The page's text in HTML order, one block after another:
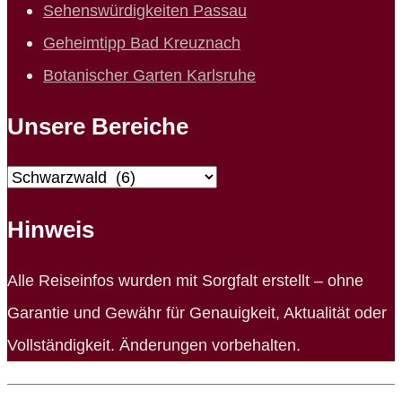
Sehenswürdigkeiten Passau
Geheimtipp Bad Kreuznach
Botanischer Garten Karlsruhe
Unsere Bereiche
Unsere
Hinweis
Alle Reiseinfos wurden mit Sorgfalt erstellt – ohne
Garantie und Gewähr für Genauigkeit, Aktualität oder
Vollständigkeit. Änderungen vorbehalten.